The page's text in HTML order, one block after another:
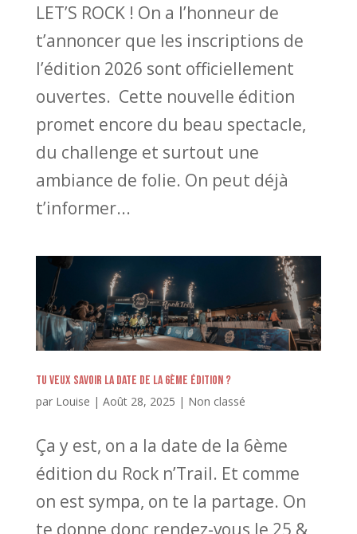
LET’S ROCK ! On a l’honneur de
t’annoncer que les inscriptions de
l’édition 2026 sont officiellement
ouvertes. Cette nouvelle édition
promet encore du beau spectacle,
du challenge et surtout une
ambiance de folie. On peut déjà
t’informer...
Tu veux savoir la date de la 6ème édition ?
par Louise | Août 28, 2025 | Non classé
Ça y est, on a la date de la 6ème
édition du Rock n’Trail. Et comme
on est sympa, on te la partage. On
te donne donc rendez-vous le 25 &